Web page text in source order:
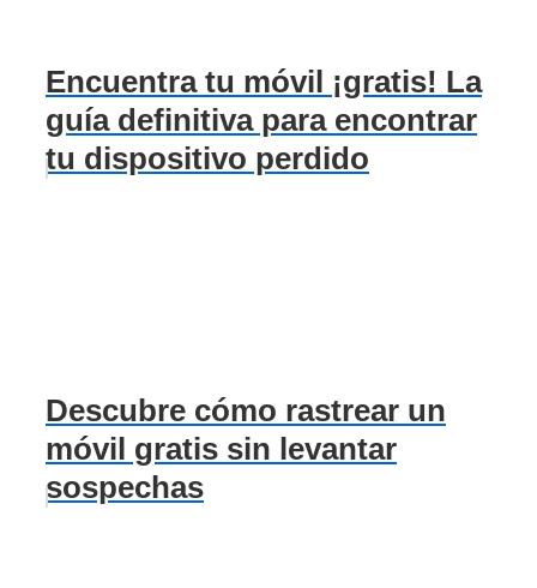
Encuentra tu móvil ¡gratis! La
guía definitiva para encontrar
tu dispositivo perdido
Descubre cómo rastrear un
móvil gratis sin levantar
sospechas